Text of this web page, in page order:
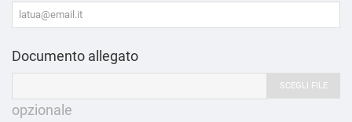
Documento allegato
SCEGLI FILE
opzionale